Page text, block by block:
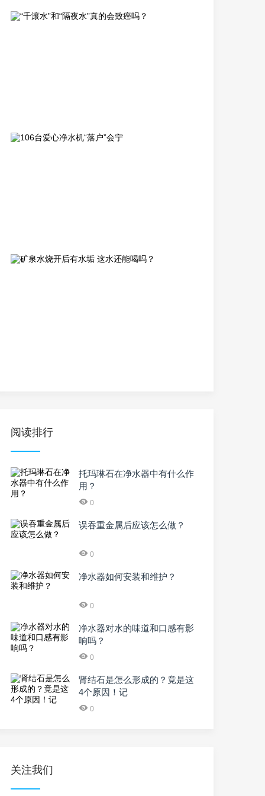
阅读排行
托玛琳石在净水器中有什么作
用？
0
误吞重金属后应该怎么做？
0
净水器如何安装和维护？
0
净水器对水的味道和口感有影
响吗？
0
肾结石是怎么形成的？竟是这
4个原因！记
0
关注我们